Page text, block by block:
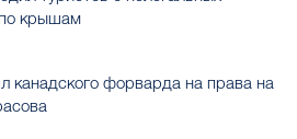
крышам
канадского форварда на права на